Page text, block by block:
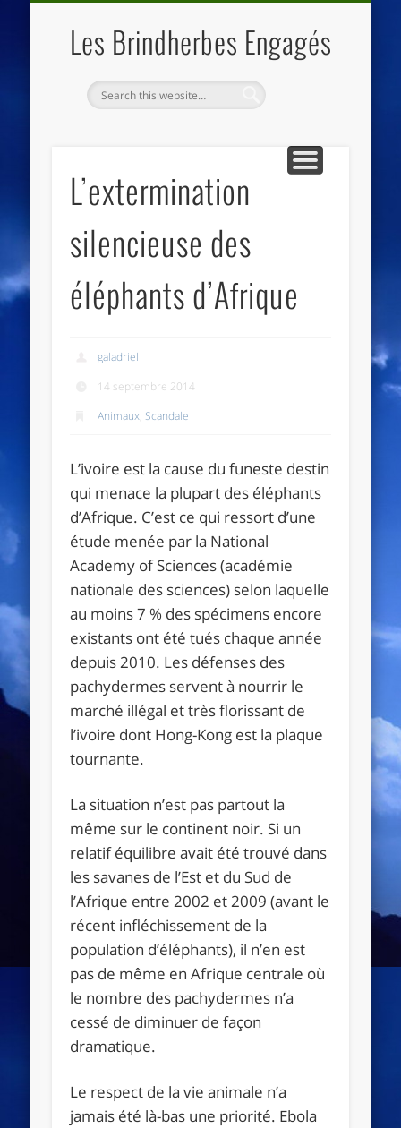
Les Brindherbes Engagés
L’extermination
silencieuse des
éléphants d’Afrique
galadriel
14 septembre 2014
Animaux,Scandale
L’ivoire est la cause du funeste destin
qui menace la plupart des éléphants
d’Afrique. C’est ce qui ressort d’une
étude menée par la National
Academy of Sciences (académie
nationale des sciences) selon laquelle
au moins 7 % des spécimens encore
existants ont été tués chaque année
depuis 2010. Les défenses des
pachydermes servent à nourrir le
marché illégal et très florissant de
l’ivoire dont Hong-Kong est la plaque
tournante.
La situation n’est pas partout la
même sur le continent noir. Si un
relatif équilibre avait été trouvé dans
les savanes de l’Est et du Sud de
l’Afrique entre 2002 et 2009 (avant le
récent infléchissement de la
population d’éléphants), il n’en est
pas de même en Afrique centrale où
le nombre des pachydermes n’a
cessé de diminuer de façon
dramatique.
Le respect de la vie animale n’a
jamais été là-bas une priorité. Ebola